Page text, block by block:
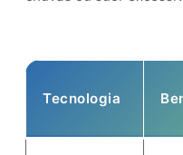
Tecnologia